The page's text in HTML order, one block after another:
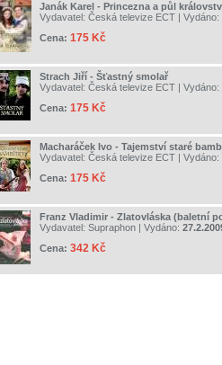
Janák Karel - Princezna a půl
Vydavatel: Česká televize ECT | Vydáno:
Cena: 175 Kč
Strach Jiří - Šťastný smolař
Vydavatel: Česká televize ECT | Vydáno:
Cena: 175 Kč
Macharáček Ivo - Tajemství staré
Vydavatel: Česká televize ECT | Vydáno:
Cena: 175 Kč
Franz Vladimir - Zlatovláska (baletní
Vydavatel: Supraphon | Vydáno:
Cena: 342 Kč